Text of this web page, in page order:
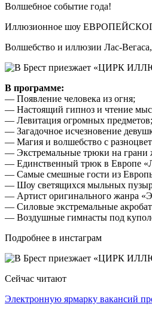
Волшебное событие года!
Иллюзионное шоу ЕВРОПЕЙСКОГО
Волшебство и иллюзии Лас-
В программе:
— Появление человека из огня;
— Настоящий гипноз и чтение
— Левитация огромных предметов;
— Загадочное исчезновение
— Магия и волшебство с
— Экстремальные трюки на грани
— Единственный трюк в Европе
— Самые смешные гости из
— Шоу светящихся мыльных
— Артист оригинального жанра
— Силовые экстремальные
— Воздушные гимнасты под
Подробнее в инстаграм
Сейчас читают
Электронную ярмарку вакансий